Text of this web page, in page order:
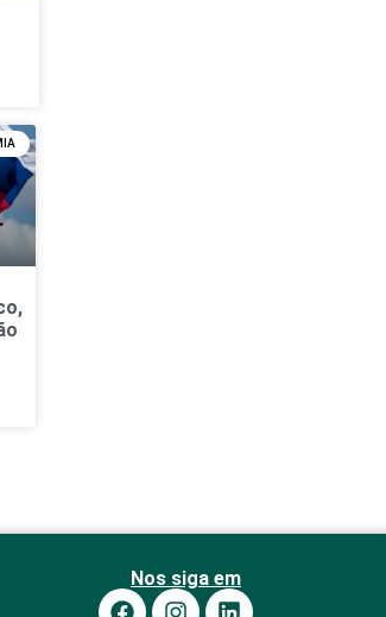
Nos siga em